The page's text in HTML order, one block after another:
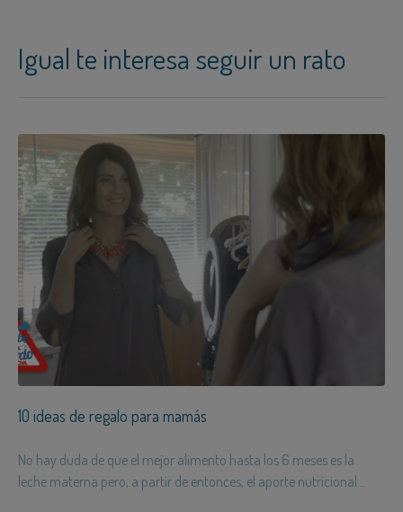
Igual te interesa seguir un rato
10 ideas de regalo para mamás
No hay duda de que el mejor alimento hasta los 6 meses es la
leche materna pero, a partir de entonces, el aporte nutricional...